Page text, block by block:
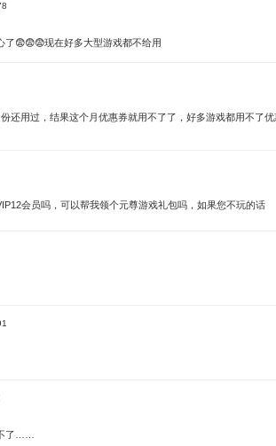
了😨😨😨现在好多大型游戏都不给用
还用过，结果这个月优惠券就用不了了，好多游戏都用不了
会员吗，可以帮我领个元尊游戏礼包吗，如果您不玩的话
了……